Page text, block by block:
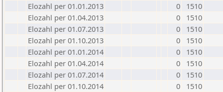
Elozahl per 01.01.2013
0
1510
Elozahl per 01.04.2013
0
1510
Elozahl per 01.07.2013
0
1510
Elozahl per 01.10.2013
0
1510
Elozahl per 01.01.2014
0
1510
Elozahl per 01.04.2014
0
1510
Elozahl per 01.07.2014
0
1510
Elozahl per 01.10.2014
0
1510